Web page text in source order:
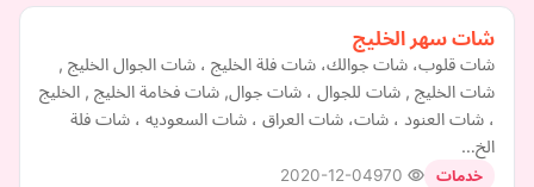
شات سهر الخليج
شات قلوب، شات جوالك، شات فلة الخليج ، شات الجوال الخليج ,
شات الخليج , شات للجوال ، شات جوال, شات فخامة الخليج , الخليج
، شات العنود ، شات، شات العراق ، شات السعوديه ، شات فلة
الخ…
خدمات 2020-12-04